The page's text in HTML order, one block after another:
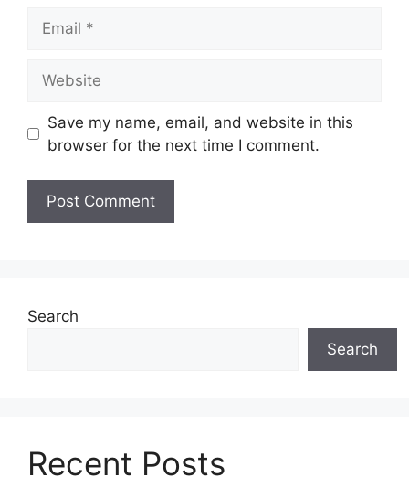
Save my name, email, and website in this
browser for the next time I comment.
Search
Search
Recent Posts